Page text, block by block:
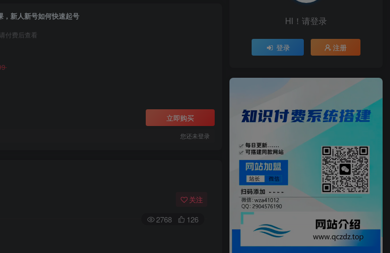
，新人新号如何快速起号
付费后查看
立即购买
您还未登录
关注
2768 126
HI！请登录
登录 注册